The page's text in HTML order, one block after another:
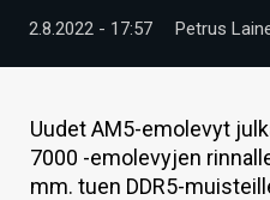
TECHBBS
HINTA.FI
KAUPPA
2.8.2022 - 17:57 Petrus
Uudet AM5-emolevyt
7000 -emolevyjen
mm. tuen DDR5-